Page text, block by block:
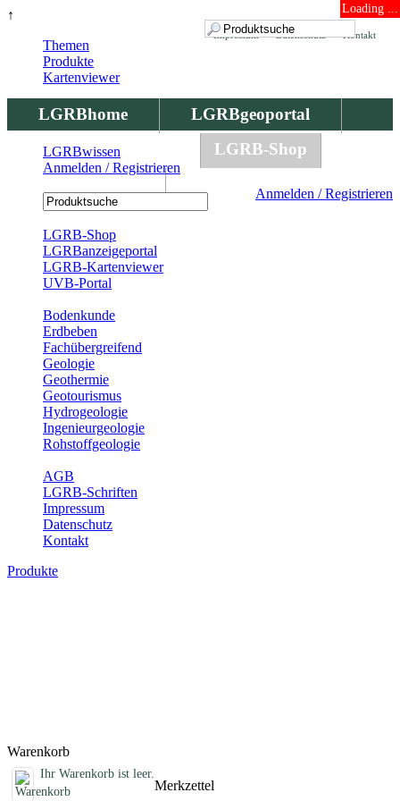
↑ Loading ...
Kontakt
Datenschutz
Impressum
LGRBhome
LGRBgeoportal
LGRBbohrungen
LGRB-Shop
Anmelden / Registrieren
Themen
Produkte
Kartenviewer
LGRBwissen
Anmelden / Registrieren
LGRB-Shop
LGRBanzeigeportal
LGRB-Kartenviewer
UVB-Portal
Bodenkunde
Erdbeben
Fachübergreifend
Geologie
Geothermie
Geotourismus
Hydrogeologie
Ingenieurgeologie
Rohstoffgeologie
AGB
LGRB-Schriften
Impressum
Datenschutz
Kontakt
Produkte
Warenkorb
Ihr Warenkorb ist leer.
Merkzettel